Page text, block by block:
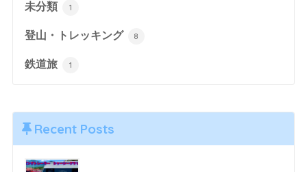
未分類 1
登山・トレッキング 8
鉄道旅 1
Recent Posts